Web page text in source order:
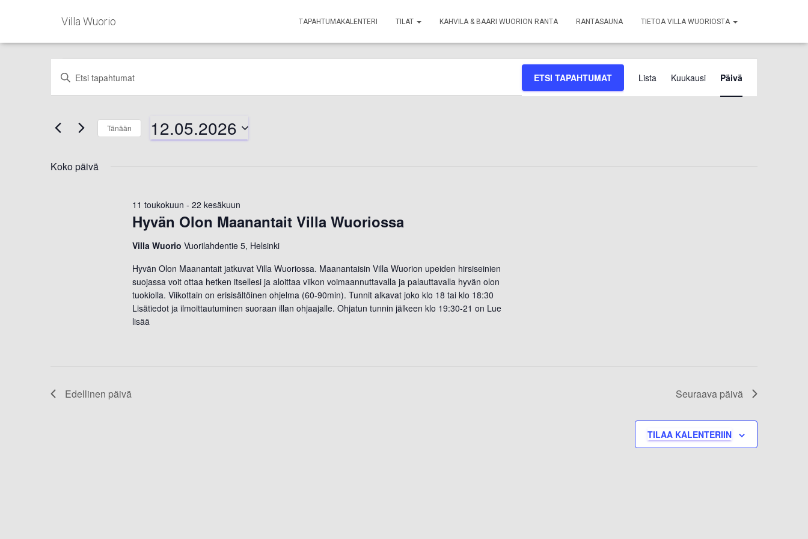
Villa Wuorio TAPAHTUMAKALENTERI TILAT KAHVILA & BAARI WUORION RANTA RANTASAUNA TIETOA VILLA WUORIOSTA
Tapahtumat
for
12.05.2026
Tapahtumat
navigointi
Syötä
hakusana.
Etsi
hakusanalla.
ETSI TAPAHTUMAT
Tapahtuma
Views
Lista Kuukausi Päivä
Tänään 12.05.2026
Koko päivä
Hyvän Olon Maanantait Villa Wuoriossa
11 toukokuun - 22 kesäkuun
Villa Wuorio Vuorilahdentie 5, Helsinki
Hyvän Olon Maanantait jatkuvat Villa Wuoriossa. Maanantaisin Villa Wuorion upeiden hirsiseinien
suojassa voit ottaa hetken itsellesi ja aloittaa viikon voimaannuttavalla ja palauttavalla hyvän olon
tuokiolla. Viikottain on erisisältöinen ohjelma (60-90min). Tunnit alkavat joko klo 18 tai klo 18:30
Lisätiedot ja ilmoittautuminen suoraan illan ohjaajalle. Ohjatun tunnin jälkeen klo 19:30-21 on Lue
lisää
Edellinen päivä Seuraava päivä
TILAA KALENTERIIN